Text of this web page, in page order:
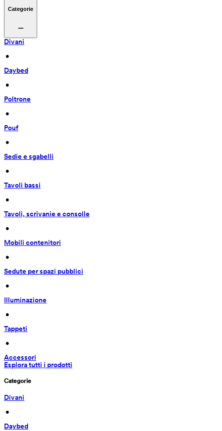
Categorie
Divani
•
Daybed
•
Poltrone
•
Pouf
•
Sedie e sgabelli
•
Tavoli bassi
•
Tavoli, scrivanie e consolle
•
Mobili contenitori
•
Sedute per spazi pubblici
•
Illuminazione
•
Tappeti
•
Accessori
Esplora tutti i prodotti
Categorie
Divani
•
Daybed